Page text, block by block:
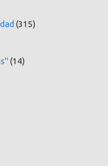
(315)
(14)